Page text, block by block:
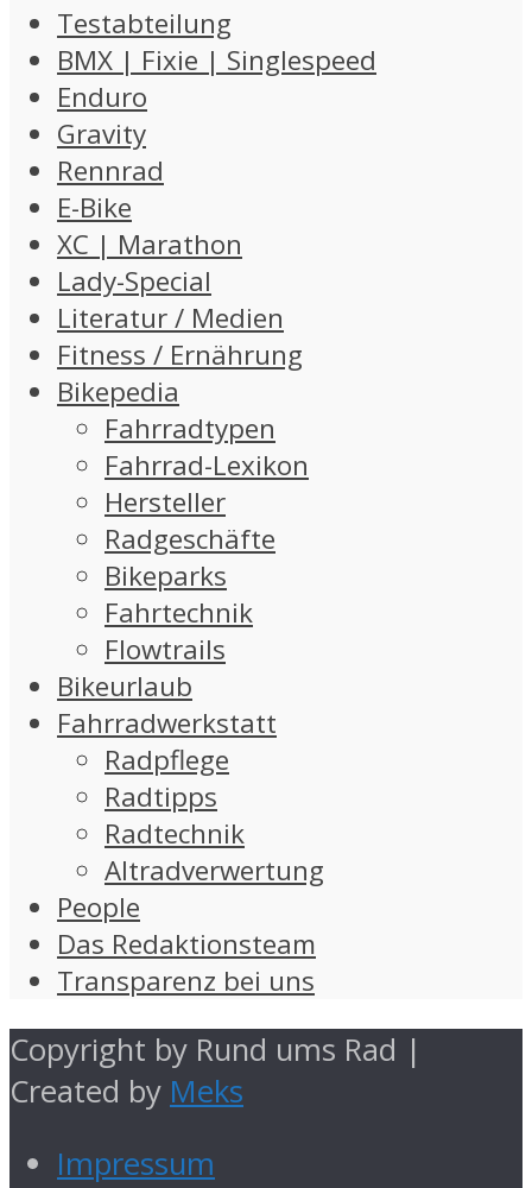
Testabteilung
BMX | Fixie | Singlespeed
Enduro
Gravity
Rennrad
E-Bike
XC | Marathon
Lady-Special
Literatur / Medien
Fitness / Ernährung
Bikepedia
Fahrradtypen
Fahrrad-Lexikon
Hersteller
Radgeschäfte
Bikeparks
Fahrtechnik
Flowtrails
Bikeurlaub
Fahrradwerkstatt
Radpflege
Radtipps
Radtechnik
Altradverwertung
People
Das Redaktionsteam
Transparenz bei uns
Copyright by Rund ums Rad |
Created by Meks
Impressum